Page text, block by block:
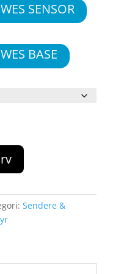
SENSOR
BASE
Sendere &